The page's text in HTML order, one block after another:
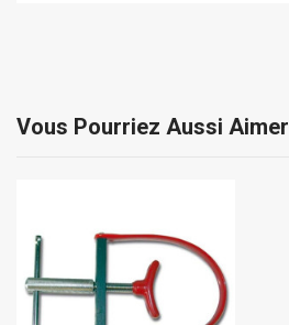
Vous Pourriez Aussi Aimer